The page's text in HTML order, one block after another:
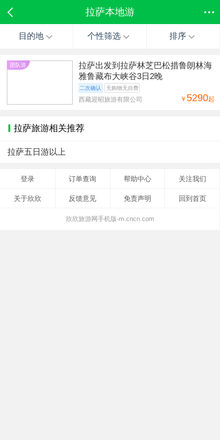
拉萨本地游
目的地 个性筛选 排序
团队游
拉萨出发到拉萨林芝巴松措鲁朗林海
雅鲁藏布大峡谷3日2晚
二次确认 无购物无自费
￥ 5290起
西藏迎昭旅游有限公司
拉萨旅游相关推荐
拉萨五日游以上
登录 订单查询 帮助中心 关注我们
关于欣欣 反馈意见 免责声明 回到首页
欣欣旅游网手机版-m.cncn.com